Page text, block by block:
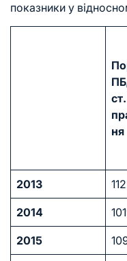
показники у
ня
2013
2014
2015